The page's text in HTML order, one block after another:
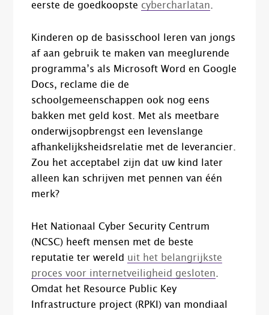
eerste de goedkoopste cybercharlatan.
Kinderen op de basisschool leren van jongs
af aan gebruik te maken van meeglurende
programma’s als Microsoft Word en Google
Docs, reclame die de
schoolgemeenschappen ook nog eens
bakken met geld kost. Met als meetbare
onderwijsopbrengst een levenslange
afhankelijksheidsrelatie met de leverancier.
Zou het acceptabel zijn dat uw kind later
alleen kan schrijven met pennen van één
merk?
Het Nationaal Cyber Security Centrum
(NCSC) heeft mensen met de beste
reputatie ter wereld uit het belangrijkste
proces voor internetveiligheid gesloten.
Omdat het Resource Public Key
Infrastructure project (RPKI) van mondiaal